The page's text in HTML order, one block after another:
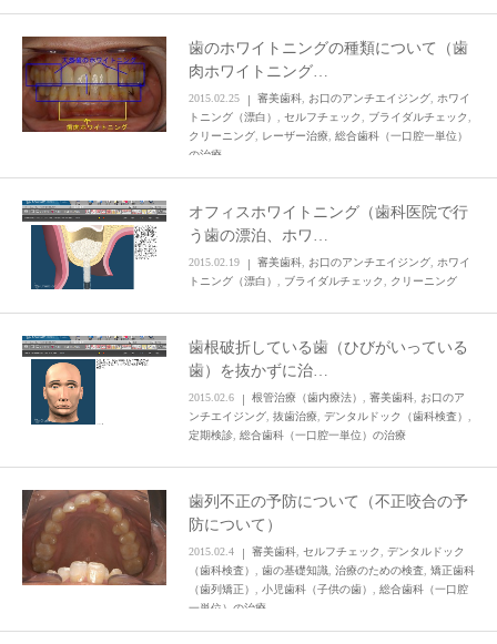
歯のホワイトニングの種類について（歯
肉ホワイトニング…
2015.02.25 審美歯科, お口のアンチエイジング, ホワイ
トニング（漂白） , セルフチェック, ブライダルチェック,
クリーニング, レーザー治療, 総合歯科（一口腔一単位）
の治療
オフィスホワイトニング（歯科医院で行
う歯の漂泊、ホワ…
2015.02.19 審美歯科, お口のアンチエイジング, ホワイ
トニング（漂白） , ブライダルチェック, クリーニング
歯根破折している歯（ひびがいっている
歯）を抜かずに治…
2015.02.6 根管治療（歯内療法） , 審美歯科, お口のア
ンチエイジング, 抜歯治療, デンタルドック（歯科検査） ,
定期検診, 総合歯科（一口腔一単位）の治療
歯列不正の予防について（不正咬合の予
防について）
2015.02.4 審美歯科, セルフチェック, デンタルドック
（歯科検査） , 歯の基礎知識, 治療のための検査, 矯正歯科
（歯列矯正） , 小児歯科（子供の歯） , 総合歯科（一口腔
一単位）の治療